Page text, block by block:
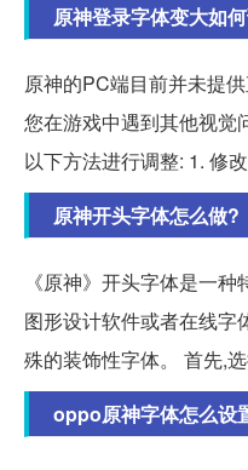
原神登录字体变大如
原神的PC端目前并未提
您在游戏中遇到其他视觉
以下方法进行调整: 1. 修
原神开头字体怎么做?
《原神》开头字体是一
图形设计软件或者在线字
殊的装饰性字体。 首先,
oppo原神字体怎么设